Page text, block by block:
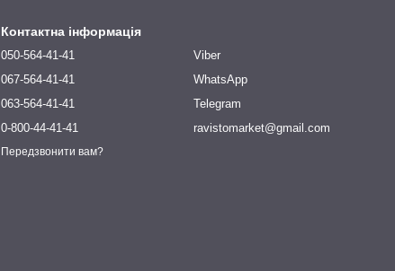
Контактна інформація
050-564-41-41
067-564-41-41
063-564-41-41
0-800-44-41-41
Передзвонити вам?
Viber
WhatsApp
Telegram
ravistomarket@gmail.com